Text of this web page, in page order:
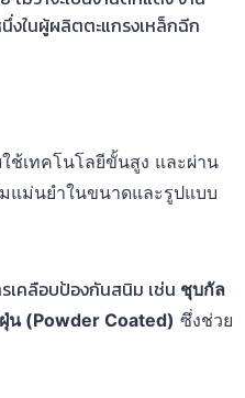
งในผู้ผลิตตะแกรงเหล็กฉีก
ช้เทคโนโลยีขั้นสูง และผ่าน
แม่นยำในขนาดและรูปแบบ
เคลือบป้องกันสนิม เช่น ชุบกัล
น (Powder Coated) ซึ่งช่วย